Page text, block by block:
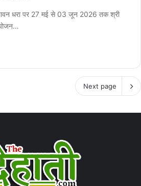
धरा पर 27 मई से 03 जून 2026 तक श्री
Next page